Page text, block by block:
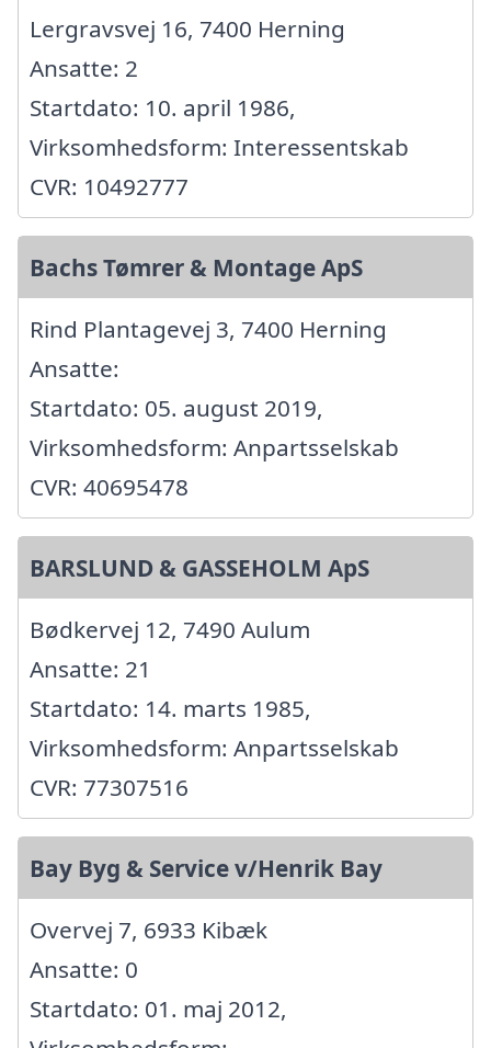
Lergravsvej 16, 7400 Herning
Ansatte: 2
Startdato: 10. april 1986,
Virksomhedsform: Interessentskab
CVR: 10492777
Bachs Tømrer & Montage ApS
Rind Plantagevej 3, 7400 Herning
Ansatte:
Startdato: 05. august 2019,
Virksomhedsform: Anpartsselskab
CVR: 40695478
BARSLUND & GASSEHOLM ApS
Bødkervej 12, 7490 Aulum
Ansatte: 21
Startdato: 14. marts 1985,
Virksomhedsform: Anpartsselskab
CVR: 77307516
Bay Byg & Service v/Henrik Bay
Overvej 7, 6933 Kibæk
Ansatte: 0
Startdato: 01. maj 2012,